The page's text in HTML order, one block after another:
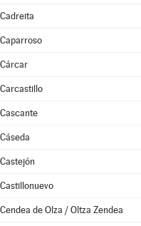
Cadreita
Caparroso
Cárcar
Carcastillo
Cascante
Cáseda
Castejón
Castillonuevo
Cendea de Olza / Oltza Zendea